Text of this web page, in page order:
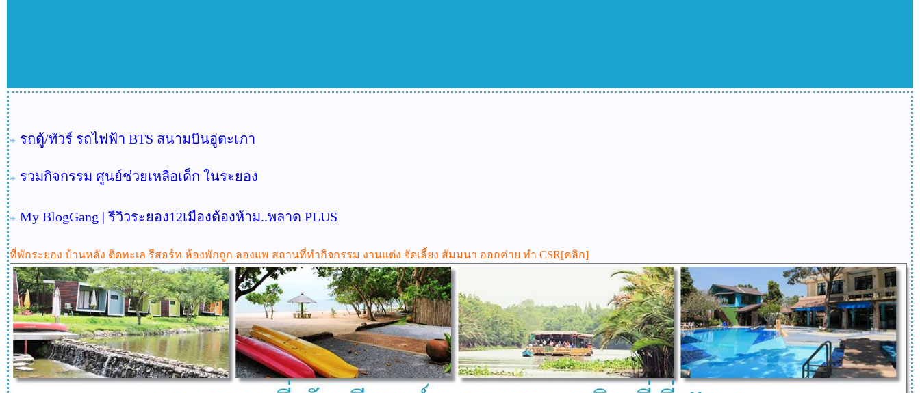
รถตู้/ทัวร์ รถไฟฟ้า BTS สนามบินอู่ตะเภา
รวมกิจกรรม ศูนย์ช่วยเหลือเด็ก ในระยอง
My BlogGang | รีวิวระยอง12เมืองต้องห้าม..พลาด PLUS
ที่พักระยอง บ้านหลัง ติดทะเล รีสอร์ท ห้องพักถูก ลองแพ สถานที่ทำกิจกรรม งานแต่ง จัดเลี้ยง สัมมนา ออกค่าย ทำ CSR[คลิก]